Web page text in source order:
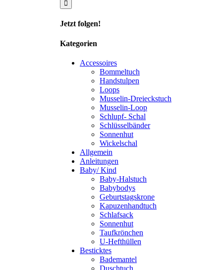
Jetzt folgen!
Kategorien
Accessoires
Bommeltuch
Handstulpen
Loops
Musselin-Dreieckstuch
Musselin-Loop
Schlupf- Schal
Schlüsselbänder
Sonnenhut
Wickelschal
Allgemein
Anleitungen
Baby/ Kind
Baby-Halstuch
Babybodys
Geburtstagskrone
Kapuzenhandtuch
Schlafsack
Sonnenhut
Taufkrönchen
U-Hefthüllen
Besticktes
Bademantel
Duschtuch